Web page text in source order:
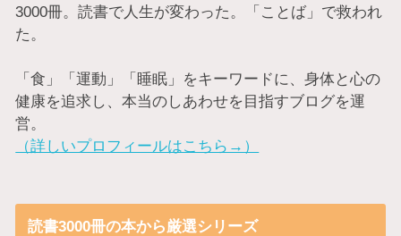
3000冊。読書で人生が変わった。「ことば」で救われ
た。
「食」「運動」「睡眠」をキーワードに、身体と心の
健康を追求し、本当のしあわせを目指すブログを運
営。
（詳しいプロフィールはこちら→）
読書3000冊の本から厳選シリーズ